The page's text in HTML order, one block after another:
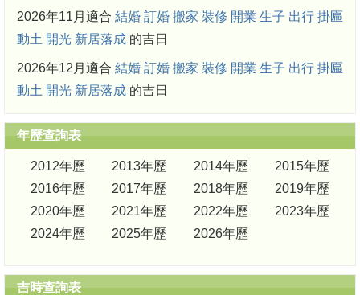
2026年11月適合 結婚 訂婚 搬家 裝修 開業 生子 出行 掛匾
動土 開光 新居落成 的吉日
2026年12月適合 結婚 訂婚 搬家 裝修 開業 生子 出行 掛匾
動土 開光 新居落成 的吉日
年歷查詢表
2012年歷 2013年歷 2014年歷
2015年歷
2016年歷
2017年歷 2018年歷
2019年歷
2020年歷
2021年歷 2022年歷
2023年歷
2024年歷
2025年歷 2026年歷
吉時查詢表